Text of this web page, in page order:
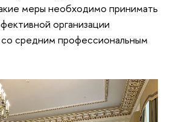
меры необходимо принимать
организации
со средним профессиональным